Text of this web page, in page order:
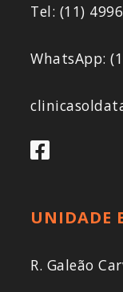
Tel: (11)
WhatsApp:
UNIDADE
R. Galeão